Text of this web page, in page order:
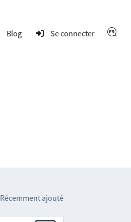
Blog Se connecter
Récemment ajouté